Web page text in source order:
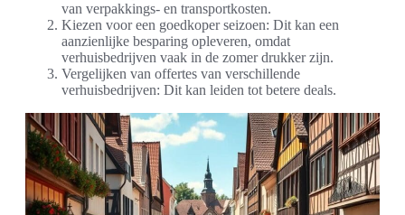
van verpakkings- en transportkosten.
Kiezen voor een goedkoper seizoen: Dit kan een
aanzienlijke besparing opleveren, omdat
verhuisbedrijven vaak in de zomer drukker zijn.
Vergelijken van offertes van verschillende
verhuisbedrijven: Dit kan leiden tot betere deals.